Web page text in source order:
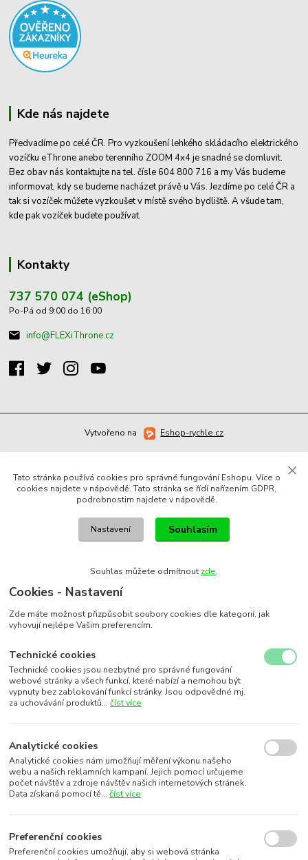
Kde nás najdete
Předvadíme po celé ČR. Pro vyzkoušení lehkého skládacího elektrického
vozíčku eThrone anebo terenního ZOOM 4x4 je snadné se domluvit.
Bez obav nás kontaktujte na tel. čísle 604 800 716 a my Vás budeme
informovat, kdy se budeme nacházet právě u Vás. Jezdíme po celé ČR a
tak si vozíček můžete vyzkoušet v místě svého bydliště. A všude tam,
kde pak vozíček budete používat.
Kontakty
737 570 074 (eShop)
Po-Pá od 9:00 do 16:00
info@FLEXiThrone.cz
Vytvořeno na Eshop-rychle.cz
Tato stránka používá cookies pro správné fungování Eshopu. Více o
cookies najdete v nápovědě. Tato stránka se řídí nařízením GDPR,
podrobnostim najdete v nápovědě.
Nastavení Souhlasím
Souhlas můžete odmítnout zde.
Cookies - Nastavení
Zde máte možnost přizpůsobit soubory cookies dle kategorií, jak
vyhovují nejlépe Vašim preferencím.
Technické cookies
Technické cookies jsou nezbytné pro správné fungování
webové stránky a všech funkcí, které nabízí a nemohou být
vypnuty bez zablokování funkcí stránky. Jsou odpovědné mj.
za uchovávání produktů...číst více
Analytické cookies
Analytické cookies nám umožňují měření výkonu našeho
webu a našich reklamních kampaní. Jejich pomocí určujeme
počet návštěv a zdroje návštěv našich internetových stránek.
Data získaná pomocí tě...číst více
Preferenční cookies
Preferenční cookies umožňují, aby si webová stránka